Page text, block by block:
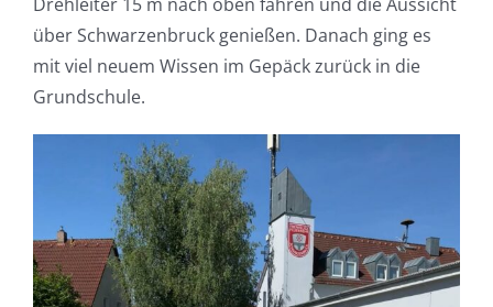
Drehleiter 15 m nach oben fahren und die Aussicht
über Schwarzenbruck genießen. Danach ging es
mit viel neuem Wissen im Gepäck zurück in die
Grundschule.